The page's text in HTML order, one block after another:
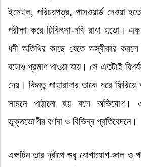
ইমেইল, পরিচয়পত্র, পাসওয়ার্ড নেওয়া
পরীক্ষা করে চিকিৎসা-নথি রাখা হতো।এক
ধনী অতিথির কাছে যেতে অস্বীকার
বলেও প্রমাণ পাওয়া যায়।সে এতটাই
দেয়।কিন্তু পাহারাদার তাকে ধরে
সামনে পাঠানো হয় বলে অভিযোগ।
ভুক্তভোগীর বর্ণনা ও বিভিন্ন প্রতিবেদনে।
এপ্সটিন তার দ্বীপে শুধু যোগাযোগ-জাল ও